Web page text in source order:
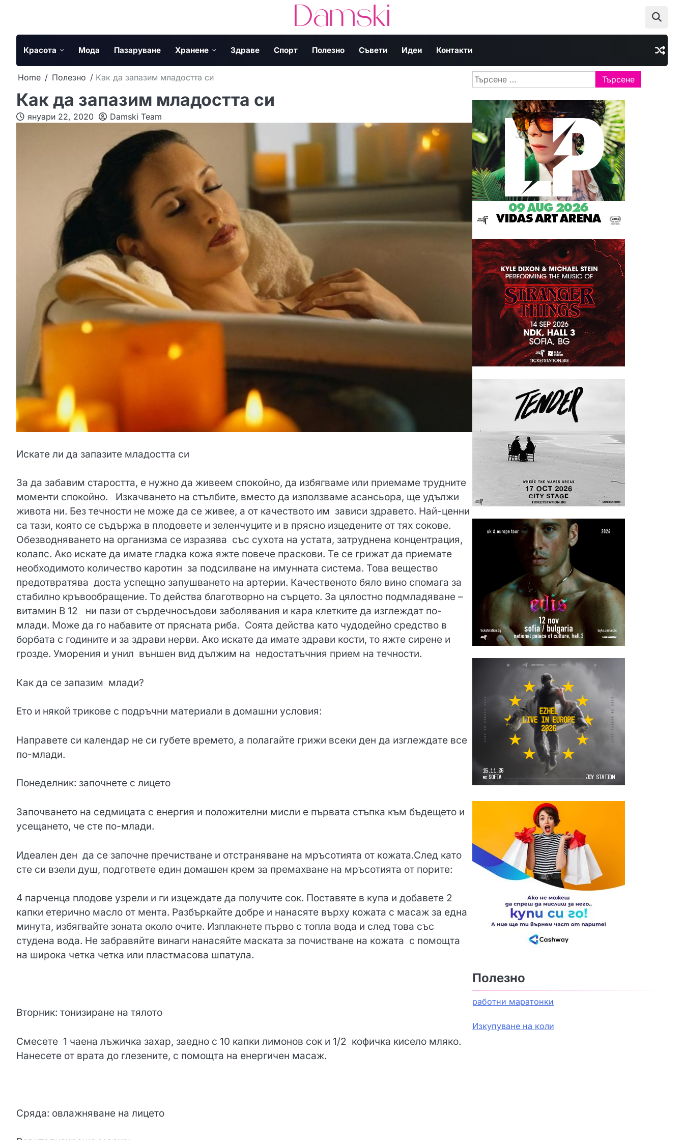
Красота Мода Пазаруване Хранене Здраве Спорт Полезно Съвети Идеи Контакти
Home Полезно Как да запазим младостта си
Как да запазим младостта си
януари 22, 2020 Damski Team
Искате ли да запазите младостта си
За да забавим старостта, е нужно да живеем спокойно, да избягваме или приемаме трудните
моменти спокойно. Изкачването на стълбите, вместо да използваме асансьора, ще удължи
живота ни. Без течности не може да се живее, а от качеството им зависи здравето. Най-ценни
са тази, която се съдържа в плодовете и зеленчуците и в прясно изцедените от тях сокове.
Обезводняването на организма се изразява със сухота на устата, затруднена концентрация,
колапс. Ако искате да имате гладка кожа яжте повече праскови. Те се грижат да приемате
необходимото количество каротин за подсилване на имунната система. Това вещество
предотвратява доста успещно запушването на артерии. Качественото бяло вино спомага за
стабилно кръвообращение. То действа благотворно на сърцето. За цялостно подмладяване –
витамин В 12 ни пази от сърдечносъдови заболявания и кара клетките да изглеждат по-
млади. Може да го набавите от прясната риба. Соята действа като чудодейно средство в
борбата с годините и за здрави нерви. Ако искате да имате здрави кости, то яжте сирене и
грозде. Уморения и унил външен вид дължим на недостатъчния прием на течности.
Как да се запазим млади?
Ето и някой трикове с подръчни материали в домашни условия:
Направете си календар не си губете времето, а полагайте грижи всеки ден да изглеждате все
по-млади.
Понеделник: започнете с лицето
Започването на седмицата с енергия и положителни мисли е първата стъпка към бъдещето и
усещането, че сте по-млади.
Идеален ден да се започне пречистване и отстраняване на мръсотията от кожата.След като
сте си взели душ, подгответе един домашен крем за премахване на мръсотията от порите:
4 парченца плодове узрели и ги изцеждате да получите сок. Поставяте в купа и добавете 2
капки етерично масло от мента. Разбъркайте добре и нанасяте върху кожата с масаж за една
минута, избягвайте зоната около очите. Изплакнете първо с топла вода и след това със
студена вода. Не забравяйте винаги нанасяйте маската за почистване на кожата с помощта
на широка четка четка или пластмасова шпатула.
Вторник: тонизиране на тялото
Смесете 1 чаена лъжичка захар, заедно с 10 капки лимонов сок и 1/2 кофичка кисело мляко.
Нанесете от врата до глезените, с помощта на енергичен масаж.
Сряда: овлажняване на лицето
Търсене
за:
Полезно
работни маратонки
Изкупуване на коли